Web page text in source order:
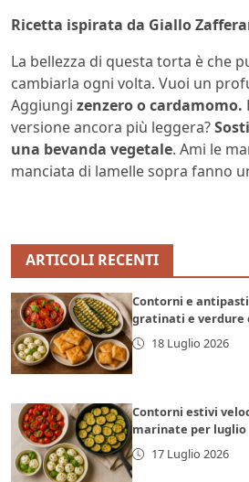
Ricetta ispirata da Giallo
La bellezza di questa torta è che
cambiarla ogni volta. Vuoi un
Aggiungi zenzero o cardamomo.
versione ancora più leggera?
una bevanda vegetale. Ami le
manciata di lamelle sopra fanno
ARTICOLI RECENTI
Contorni e
gratinati e verdure
18 Luglio 2026
Contorni estivi
marinate per luglio
17 Luglio 2026